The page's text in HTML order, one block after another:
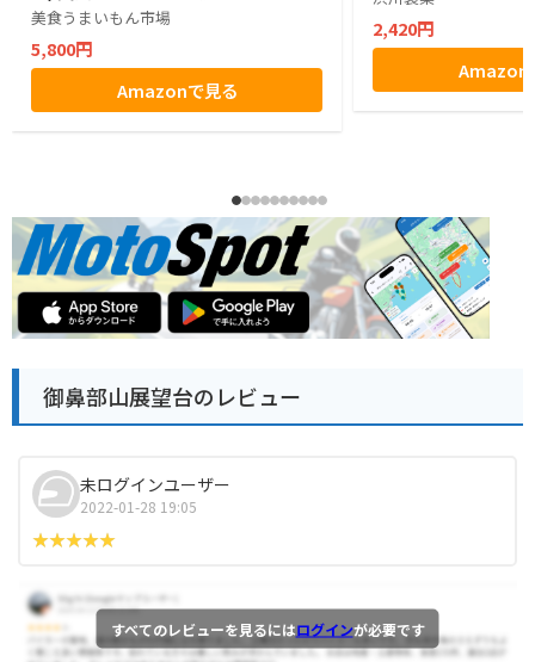
美食うまいもん市場
5,800円
Amazonで見る
2,420円
Amazon
御鼻部山展望台のレビュー
未ログインユーザー
2022-01-28 19:05
すべてのレビューを見るにはログインが必要です